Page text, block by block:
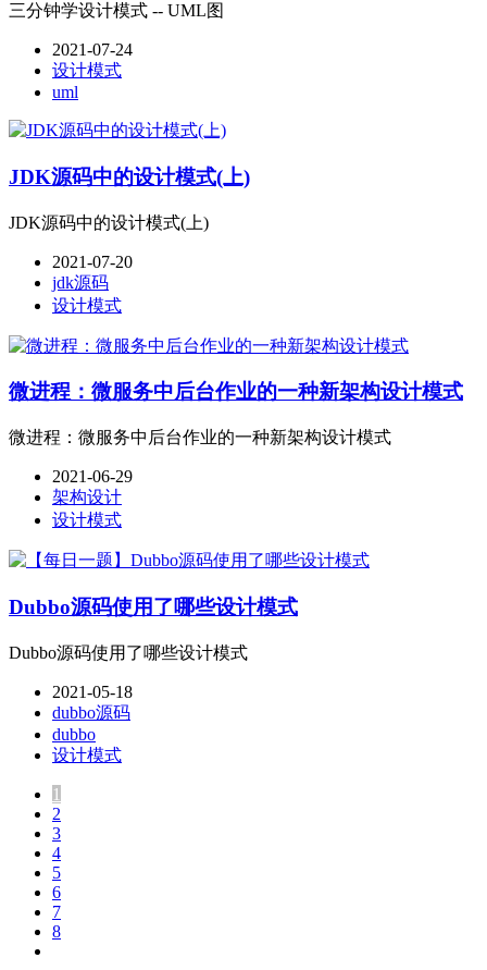
三分钟学设计模式 -- UML图
2021-07-24
设计模式
uml
JDK源码中的设计模式(上)
JDK源码中的设计模式(上)
2021-07-20
jdk源码
设计模式
微进程：微服务中后台作业的一种新架构设计模式
微进程：微服务中后台作业的一种新架构设计模式
2021-06-29
架构设计
设计模式
Dubbo源码使用了哪些设计模式
Dubbo源码使用了哪些设计模式
2021-05-18
dubbo源码
dubbo
设计模式
1
2
3
4
5
6
7
8